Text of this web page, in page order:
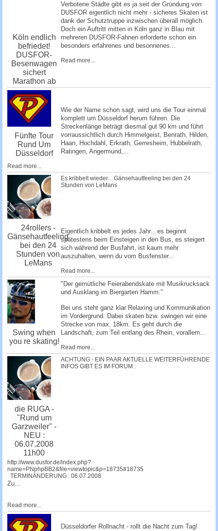
Köln endlich
befriedet!
DUSFOR-
Besenwagen
sichert
Marathon ab
Verbotene Städte gibt es ja seit der Gründung von
DUSFOR eigentlich nicht mehr - sicheres Skaten ist
dank der Schutztruppe inzwischen überall möglich.
Doch ein Auftritt mitten in Köln ganz in Blau mit
mehreren DUSFOR-Fahnen erforderte schon ein
besonders erfahrenes und besonnenes...
Read more...
Fünfte Tour
Rund Um
Düsseldorf
Wie der Name schon sagt, wird uns die Tour einmal
komplett um Düsseldorf herum führen. Die
Streckenlänge beträgt diesmal gut 90 km und führt
vorraussichtlich durch Himmelgeist, Benrath, Hilden,
Haan, Hochdahl, Erkrath, Gerresheim, Hubbelrath,
Ratingen, Angermund,...
Read more...
24rollers -
Gänsehautfeeling
bei den 24
Stunden von
LeMans
Es kribbelt wieder…Gänsehautfeeling bei den 24
Stunden von LeMans
Eigentlich kribbelt es jedes Jahr…es beginnt
spätestens beim Einsteigen in den Bus, es steigert
sich während der Busfahrt, ist kaum mehr
auszuhalten, wenn du vom Busfenster...
Read more...
Swing when
you re skating!
"Der gemütliche Feierabendskate mit Musikrucksack
und Ausklang im Biergarten Hamm."
Bei uns steht ganz klar Relaxing und Kommunikation
im Vordergrund. Dabei skaten bzw. swingen wir eine
Strecke von max. 18km. Es geht durch die
Landschaft, zum Teil entlang des Rhein, vorallem...
Read more...
die RUGA -
"Rund um
Garzweiler" -
NEU :
06.07.2008
11h00
ACHTUNG - EIN PAAR AKTUELLE WEITERFÜHRENDE
INFOS GIBT ES IM FORUM :
http://www.dusfor.de/index.php?
name=PNphpBB2&file=viewtopic&p=18735#18735
TERMINÄNDERUNG : 06.07.2008
Zu...
Read more...
Düsseldorfer Rollnacht - rollt die Nacht zum Tag!